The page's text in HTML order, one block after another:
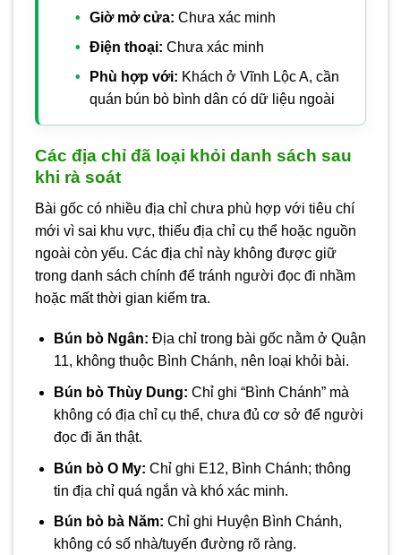
Giờ mở cửa: Chưa xác minh
Điện thoại: Chưa xác minh
Phù hợp với: Khách ở Vĩnh Lộc A, cần
quán bún bò bình dân có dữ liệu ngoài
Các địa chỉ đã loại khỏi danh sách sau
khi rà soát
Bài gốc có nhiều địa chỉ chưa phù hợp với tiêu chí
mới vì sai khu vực, thiếu địa chỉ cụ thể hoặc nguồn
ngoài còn yếu. Các địa chỉ này không được giữ
trong danh sách chính để tránh người đọc đi nhầm
hoặc mất thời gian kiểm tra.
Bún bò Ngân: Địa chỉ trong bài gốc nằm ở Quận
11, không thuộc Bình Chánh, nên loại khỏi bài.
Bún bò Thùy Dung: Chỉ ghi “Bình Chánh” mà
không có địa chỉ cụ thể, chưa đủ cơ sở để người
đọc đi ăn thật.
Bún bò O My: Chỉ ghi E12, Bình Chánh; thông
tin địa chỉ quá ngắn và khó xác minh.
Bún bò bà Năm: Chỉ ghi Huyện Bình Chánh,
không có số nhà/tuyến đường rõ ràng.